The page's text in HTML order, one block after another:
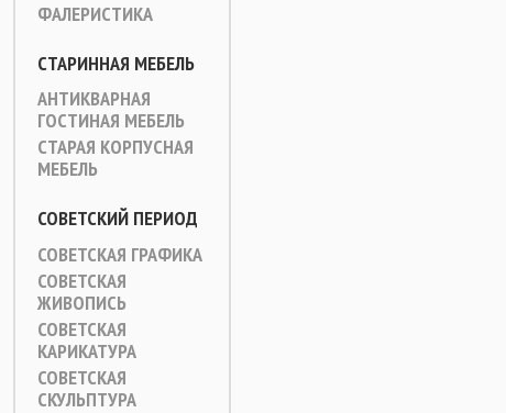
ФАЛЕРИСТИКА
СТАРИННАЯ МЕБЕЛЬ
АНТИКВАРНАЯ
ГОСТИНАЯ МЕБЕЛЬ
СТАРАЯ КОРПУСНАЯ
МЕБЕЛЬ
СОВЕТСКИЙ ПЕРИОД
СОВЕТСКАЯ ГРАФИКА
СОВЕТСКАЯ
ЖИВОПИСЬ
СОВЕТСКАЯ
КАРИКАТУРА
СОВЕТСКАЯ
СКУЛЬПТУРА